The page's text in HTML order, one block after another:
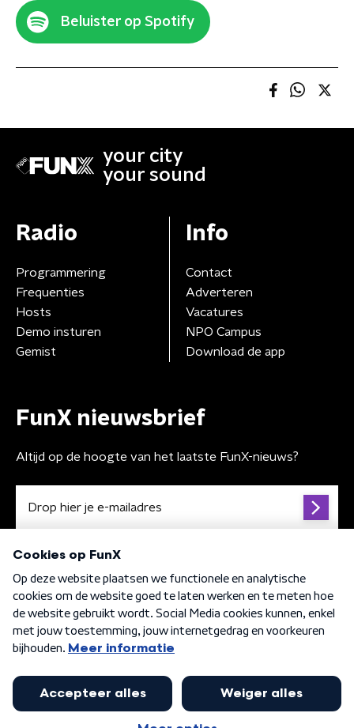
Beluister op Spotify
your city
your sound
Radio
Programmering
Frequenties
Hosts
Demo insturen
Gemist
Info
Contact
Adverteren
Vacatures
NPO Campus
Download de app
FunX nieuwsbrief
Altijd op de hoogte van het laatste FunX-nieuws?
Algemene voorwaarden Privacybeleid